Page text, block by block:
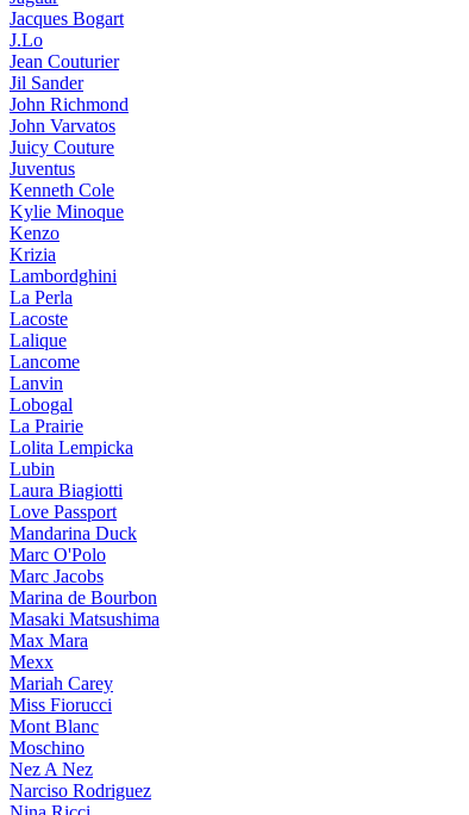
Jacques Bogart
J.Lo
Jean Couturier
Jil Sander
John Richmond
John Varvatos
Juicy Couture
Juventus
Kenneth Cole
Kylie Minoque
Kenzo
Krizia
Lambordghini
La Perla
Lacoste
Lalique
Lancome
Lanvin
Lobogal
La Prairie
Lolita Lempicka
Lubin
Laura Biagiotti
Love Passport
Mandarina Duck
Marc O'Polo
Marc Jacobs
Marina de Bourbon
Masaki Matsushima
Max Mara
Mexx
Mariah Carey
Miss Fiorucci
Mont Blanc
Moschino
Nez A Nez
Narciso Rodriguez